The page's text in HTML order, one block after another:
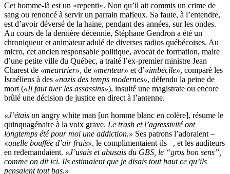
Cet homme-là est un «repenti». Non qu’il ait commis un crime de
sang ou renoncé à servir un parrain mafieux. Sa faute, à l’entendre,
est d’avoir déversé de la haine, pendant des années, sur les ondes.
Au cours de la dernière décennie, Stéphane Gendron a été un
chroniqueur et animateur adulé de diverses radios québécoises. Au
micro, cet ancien responsable politique, avocat de formation, maire
d’une petite ville du Québec, a traité l’ex-premier ministre Jean
Charest de «meurtrier», de «menteur» et d’«imbécile», comparé les
Israéliens à des «nazis des temps modernes», défendu la peine de
mort («Il faut tuer les assassins»), insulté une magistrate ou encore
brûlé une décision de justice en direct à l’antenne.
«J’étais un angry white man [un homme blanc en colère], résume le
quinquagénaire à la voix grave. Le trash et l’agressivité ont
longtemps été pour moi une addiction.» Ses patrons l’adoraient –
«quelle bouffée d’air frais», le complimentaient-ils –, et les auditeurs
en redemandaient. «J’usais et abusais du GBS, le “gros bon sens”,
comme on dit ici. Ils estimaient que je disais tout haut ce qu’ils
pensaient tout bas.»